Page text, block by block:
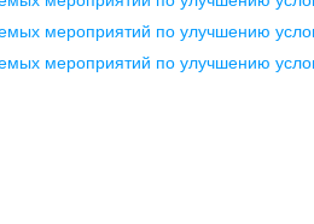
мероприятий по улучшению
мероприятий по улучшению